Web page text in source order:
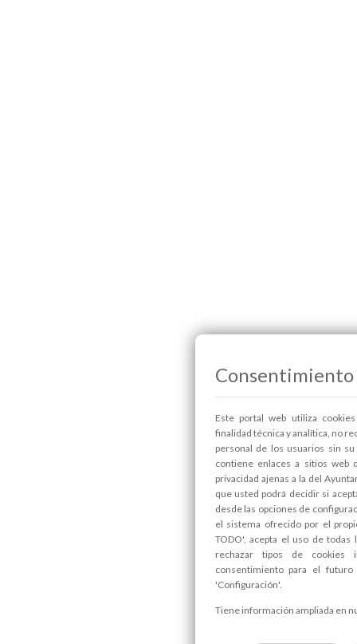
Consentimiento
Este portal web utiliza
finalidad técnica y analítica, no
personal de los usuarios sin
contiene enlaces a sitios web
privacidad ajenas a la del
que usted podrá decidir si
desde las opciones de
el sistema ofrecido por el
TODO', acepta el uso de todas
rechazar tipos de cookies
consentimiento para el
'Configuración'.
Tiene información ampliada en